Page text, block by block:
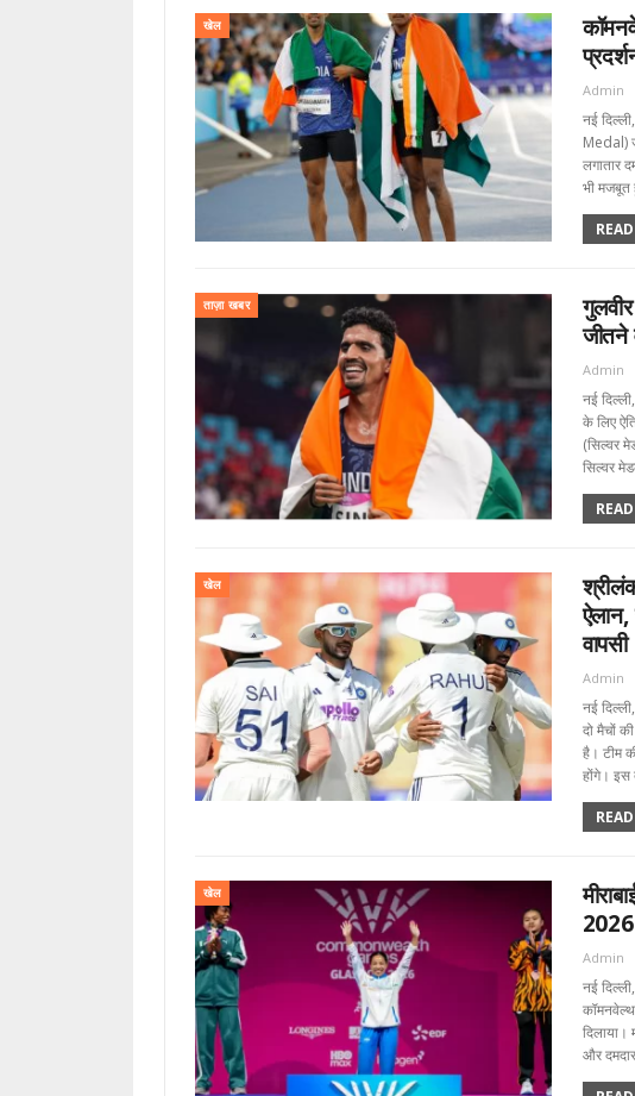
खेल
Admin
नई
Medal)
लगातार
भी मजबूत
ताज़ा खबर
जीतने
Admin
नई
के लिए
(सिल्वर
सिल्वर
खेल
वापसी
Admin
नई
दो मैचों
है। टीम
होंगे। इस
खेल
2026
Admin
नई
और